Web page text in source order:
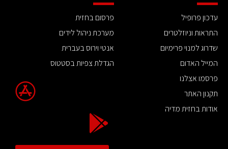
עדכון פרופיל
התראות וניוזלטרים
שדרוג למנוי פרימיום
המייל האדום
פרסמו אצלנו
תקנון האתר
אודות בחזית מדיה
פרסום בחזית
מערכת ניהול לידים
אנטי וירוס בעברית
הגדלת צפיות בסטטוס